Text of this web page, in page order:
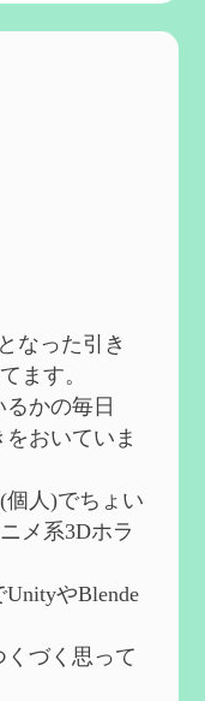
能、探索に
決者・２」
持ってしま
【2凸ま
決者・１」
と使用感な
リエを使っ
紹介とテン
なった引き
ます。
かの毎日
おいていま
個人)でちょい
メ系3Dホラ
やBlende
づく思って